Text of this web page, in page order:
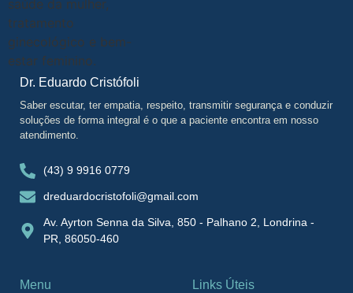
Dr. Eduardo Cristófoli
Saber escutar, ter empatia, respeito, transmitir segurança e conduzir
soluções de forma integral é o que a paciente encontra em nosso
atendimento.
(43) 9 9916 0779
dreduardocristofoli@gmail.com
Av. Ayrton Senna da Silva, 850 - Palhano 2, Londrina -
PR, 86050-460
Menu Links Úteis